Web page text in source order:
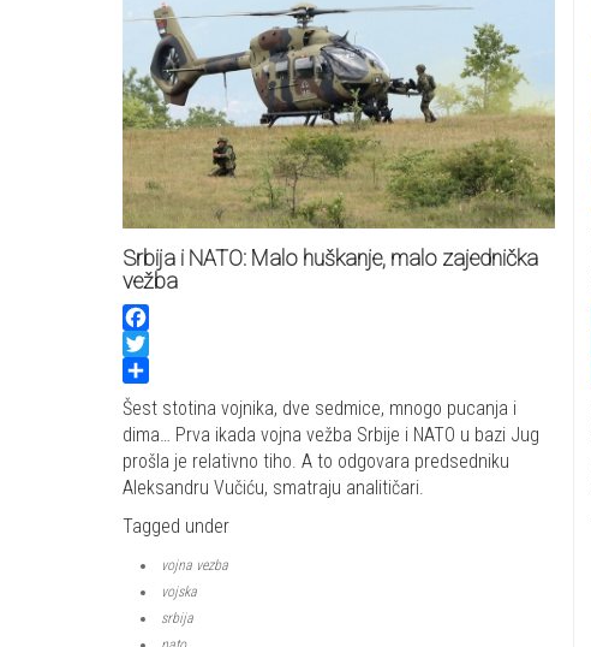
Srbija i NATO: Malo huškanje, malo zajednička
vežba
Facebook
Twitter
Share
Šest stotina vojnika, dve sedmice, mnogo pucanja i
dima… Prva ikada vojna vežba Srbije i NATO u bazi Jug
prošla je relativno tiho. A to odgovara predsedniku
Aleksandru Vučiću, smatraju analitičari.
Tagged under
vojna vezba
vojska
srbija